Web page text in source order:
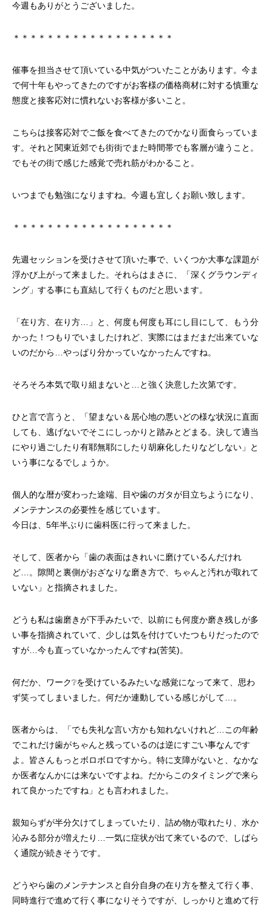
今週もありがとうございました。
＊＊＊＊＊＊＊＊＊＊＊＊＊＊＊＊＊＊＊
催事を担当させて頂いている中気がついたことがあります。今ま
で何十年もやってきたのですがお客様の価格商材に対する慎重な
態度と接客応対に慣れないお客様が多いこと。
こちらは接客応対でご飯を食べてきたのでかなり面食らっていま
す。それと関東近郊でも街街でまた時間帯でも客層が違うこと。
でもその街で感じた感覚で売れ筋がわかること。
いつまでも勉強になりますね。今週も宜しくお願い致します。
＊＊＊＊＊＊＊＊＊＊＊＊＊＊＊＊＊＊＊
先週セッションを受けさせて頂いた事で、いくつか大事な課題が
浮かび上がって来ました。それらはまさに、「深くグラウンディ
ング」する事にも直結して行くものだと思います。
「在り方、在り方…」と、何度も何度も耳にし目にして、もう分
かった！つもりでいましたけれど、実際にはまだまだ出来ていな
いのだから…やっぱり分かっていなかったんですね。
そろそろ本気で取り組まないと…と強く決意した次第です。
ひと言で言うと、「望まない＆居心地の悪いどの様な状況に直面
しても、逃げないでそこにしっかりと踏みとどまる。決して適当
にやり過ごしたり有耶無耶にしたり胡麻化したりなどしない」と
いう事になるでしょうか。
個人的な暦が変わった途端、目や歯のガタが目立ちようになり、
メンテナンスの必要性を感じています。
今日は、5年半ぶりに歯科医に行って来ました。
そして、医者から「歯の表面はきれいに磨けているんだけれ
ど…。隙間と裏側がおざなりな磨き方で、ちゃんと汚れが取れて
いない」と指摘されました。
どうも私は歯磨きが下手みたいで、以前にも何度か磨き残しが多
い事を指摘されていて、少しは気を付けていたつもりだったので
すが…今も直っていなかったんですね(苦笑)。
何だか、ワーク❔を受けているみたいな感覚になって来て、思わ
ず笑ってしまいました。何だか連動している感じがして…。
医者からは、「でも失礼な言い方かも知れないけれど…この年齢
でこれだけ歯がちゃんと残っているのは逆にすごい事なんです
よ。皆さんもっとボロボロですから。特に支障がないと、なかな
か医者なんかには来ないですよね。だからこのタイミングで来ら
れて良かったですね」とも言われました。
親知らずが半分欠けてしまっていたり、詰め物が取れたり、水か
沁みる部分が増えたり…一気に症状が出て来ているので、しばら
く通院が続きそうです。
どうやら歯のメンテナンスと自分自身の在り方を整えて行く事、
同時進行で進めて行く事になりそうですが、しっかりと進めて行